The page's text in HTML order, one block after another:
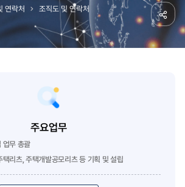
연락처 조직도 및 연락처
공유
주요업무
업무 총괄
리츠, 주택개발공모리츠 등 기획 및 설립